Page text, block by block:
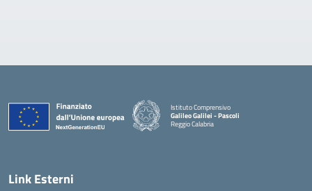
Istituto Comprensivo
Galileo Galilei - Pascoli
Reggio Calabria
Link Esterni